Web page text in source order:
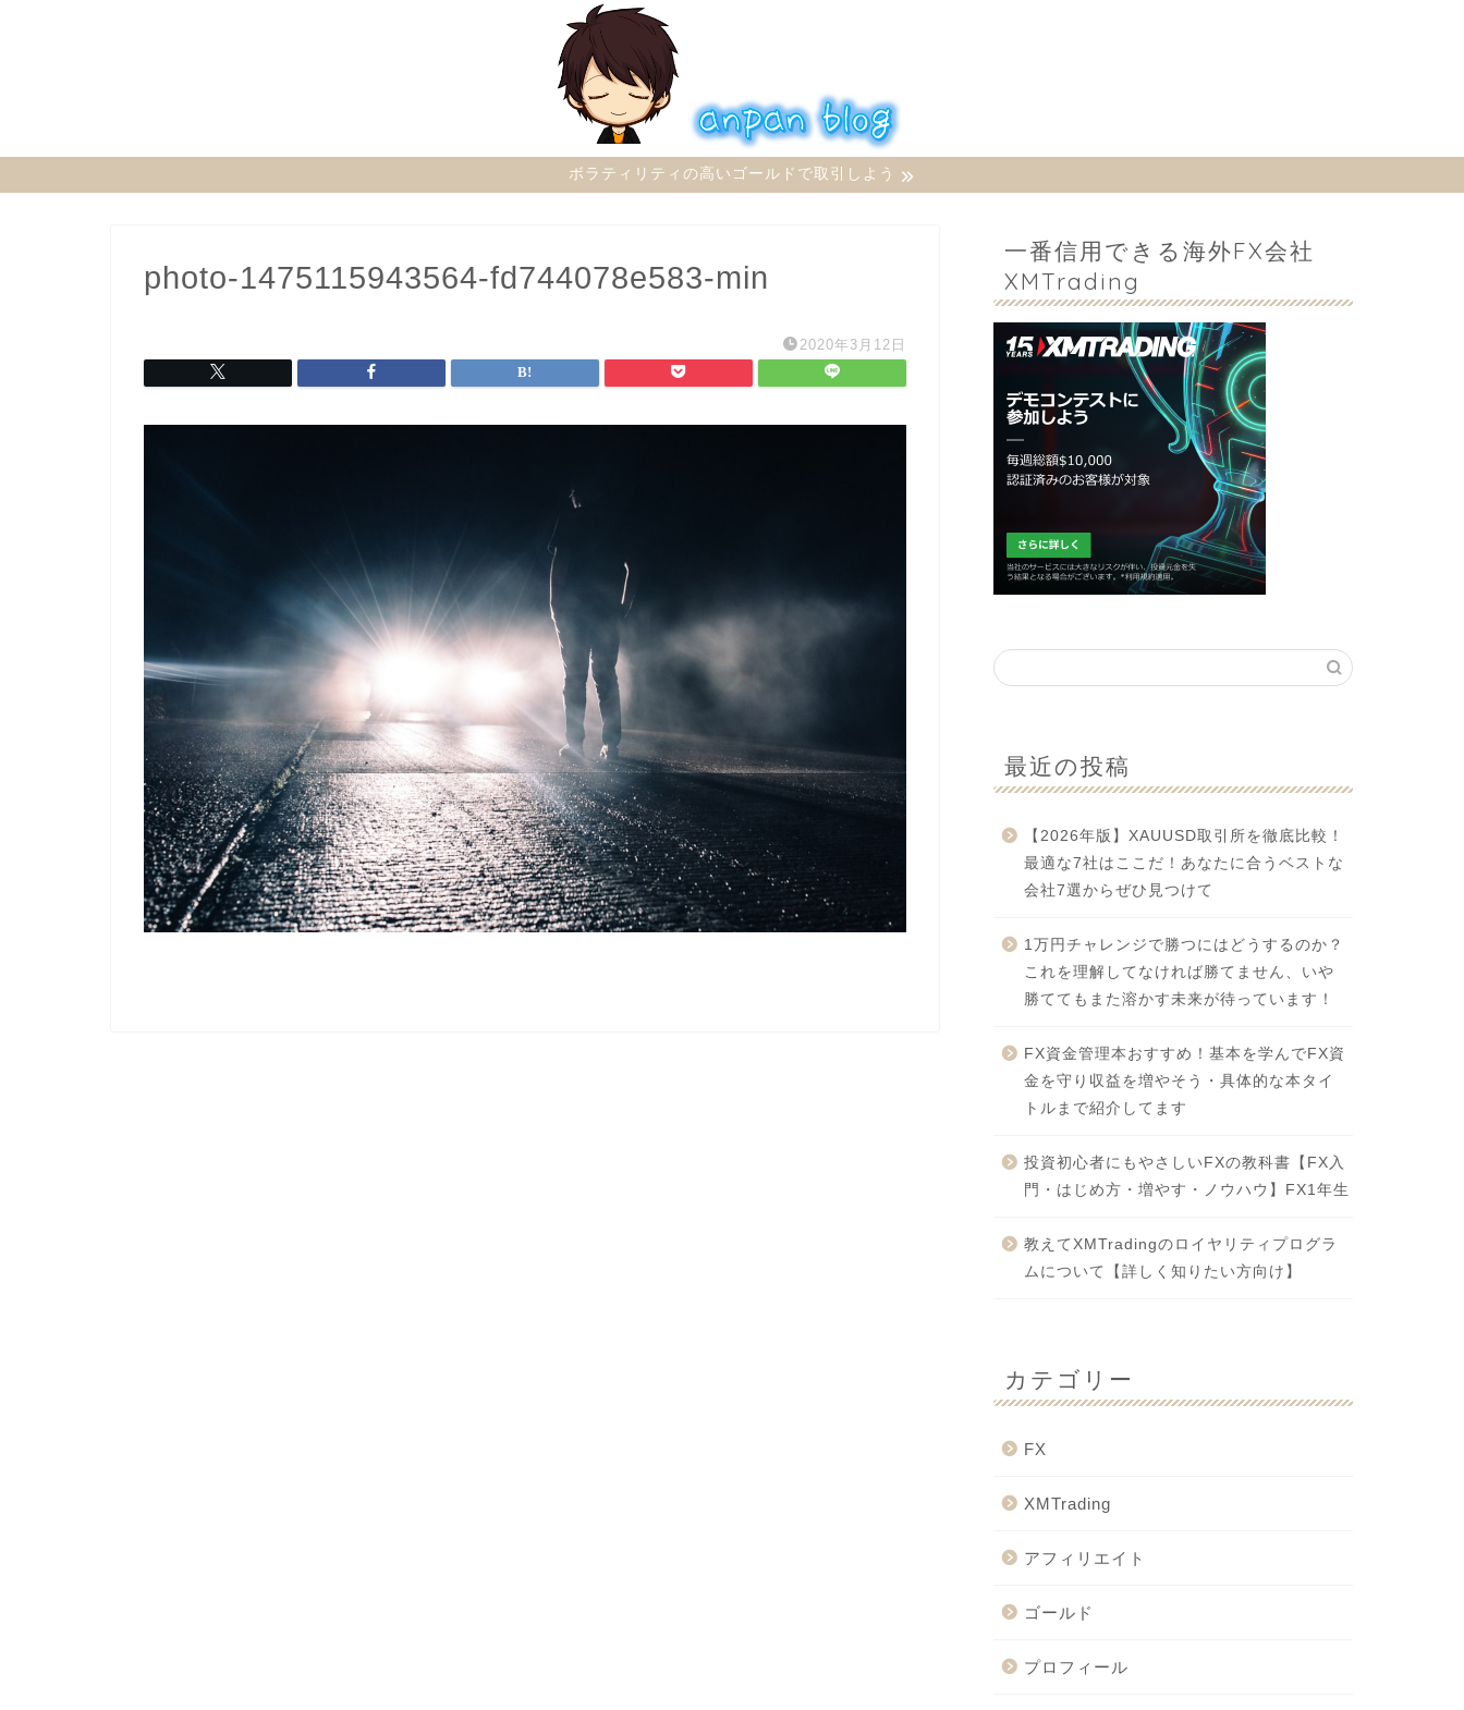
ボラティリティの高いゴールドで取引しよう
photo-1475115943564-fd744078e583-min
2020年3月12日
一番信用できる海外FX会社
XMTrading
最近の投稿
【2026年版】XAUUSD取引所を徹底比較！
最適な7社はここだ！あなたに合うベストな
会社7選からぜひ見つけて
1万円チャレンジで勝つにはどうするのか？
これを理解してなければ勝てません、いや
勝ててもまた溶かす未来が待っています！
FX資金管理本おすすめ！基本を学んでFX資
金を守り収益を増やそう・具体的な本タイ
トルまで紹介してます
投資初心者にもやさしいFXの教科書【FX入
門・はじめ方・増やす・ノウハウ】FX1年生
教えてXMTradingのロイヤリティプログラ
ムについて【詳しく知りたい方向け】
カテゴリー
FX
XMTrading
アフィリエイト
ゴールド
プロフィール